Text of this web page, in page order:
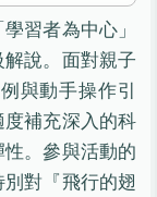
習者為中心」
說。面對親子
與動手操作引
補充深入的科
。參與活動的
對『飛行的翅